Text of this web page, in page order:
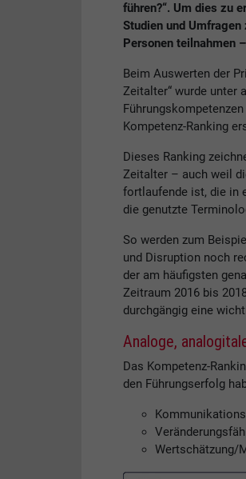
führen?“. Um dies zu
Studien und
Personen teilnahmen
Beim Auswerten der
Zeitalter“ wurde unter
Kompetenz-Ranking
Dieses Ranking
Zeitalter – auch weil
fortlaufende ist, die in
die genutzte
So werden zum
und Disruption noch
der am häufigsten
Zeitraum 2016 bis
durchgängig eine
Analoge,
Das Kompetenz-
den Führungserfolg
Wertschätzung/